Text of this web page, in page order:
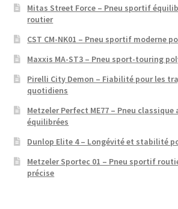
Mitas Street Force – Pneu sportif
routier
CST CM-NK01 – Pneu sportif moderne
Maxxis MA-ST3 – Pneu sport-touring
Pirelli City Demon – Fiabilité pour les
quotidiens
Metzeler Perfect ME77 – Pneu
équilibrées
Dunlop Elite 4 – Longévité et stabilité
Metzeler Sportec 01 – Pneu sportif
précise